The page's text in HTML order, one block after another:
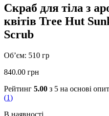
Скраб для тіла з
квітів Tree Hut
Scrub
Об’єм: 510 гр
840.00 грн
Рейтинг 5.00 з 5 на основі
(1)